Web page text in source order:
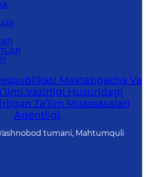
Maktabgacha Va
Vazirligi Huzuridagi
Ta’lim Muassasalari
Agentligi
tumani, Mahtumquli